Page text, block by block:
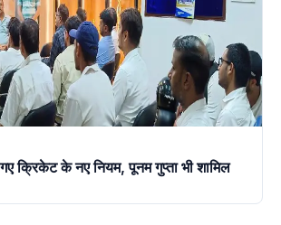
क्रिकेट के नए नियम, पूनम गुप्ता भी शामिल